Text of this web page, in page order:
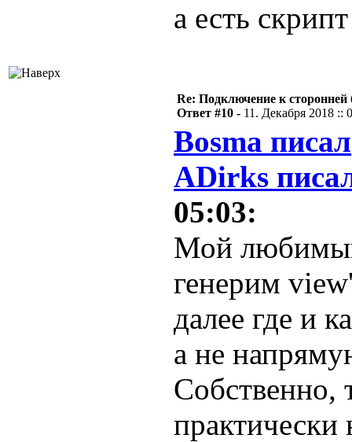
а есть
Re: Подключение к сторонней
Ответ #10 - 11. Декабря 2018 ::
Bosma
ADirks
05:03:
Мой
генерим
далее где и
а не
Собственно,